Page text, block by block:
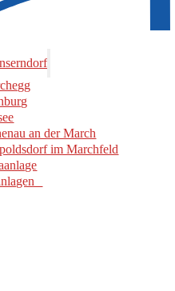
an der March
im Marchfeld